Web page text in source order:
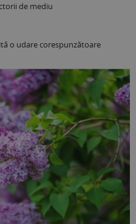
de mediu
o udare corespunzătoare